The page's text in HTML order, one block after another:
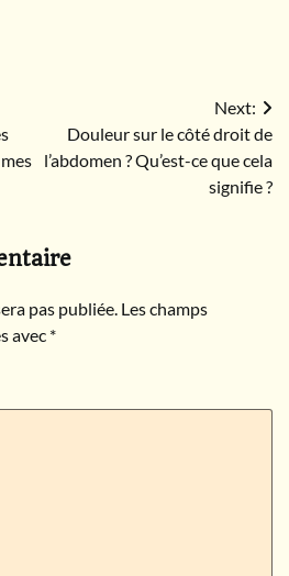
Next:
Douleur sur le côté droit de
l’abdomen ? Qu’est-ce que cela
signifie ?
pas publiée. Les champs
avec *